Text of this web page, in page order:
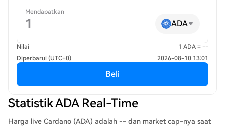
Mendapatkan
ADA
Nilai
1 ADA = --
Diperbarui (UTC+0)
2026-08-10 13:01
Beli
Statistik ADA Real-Time
Harga live Cardano (ADA) adalah -- dan market cap-nya saat